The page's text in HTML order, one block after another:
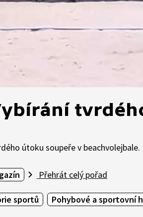
útoku soupeře v beachvolejbale.
Přehrát celý pořad
sportů Pohybové a sportovní